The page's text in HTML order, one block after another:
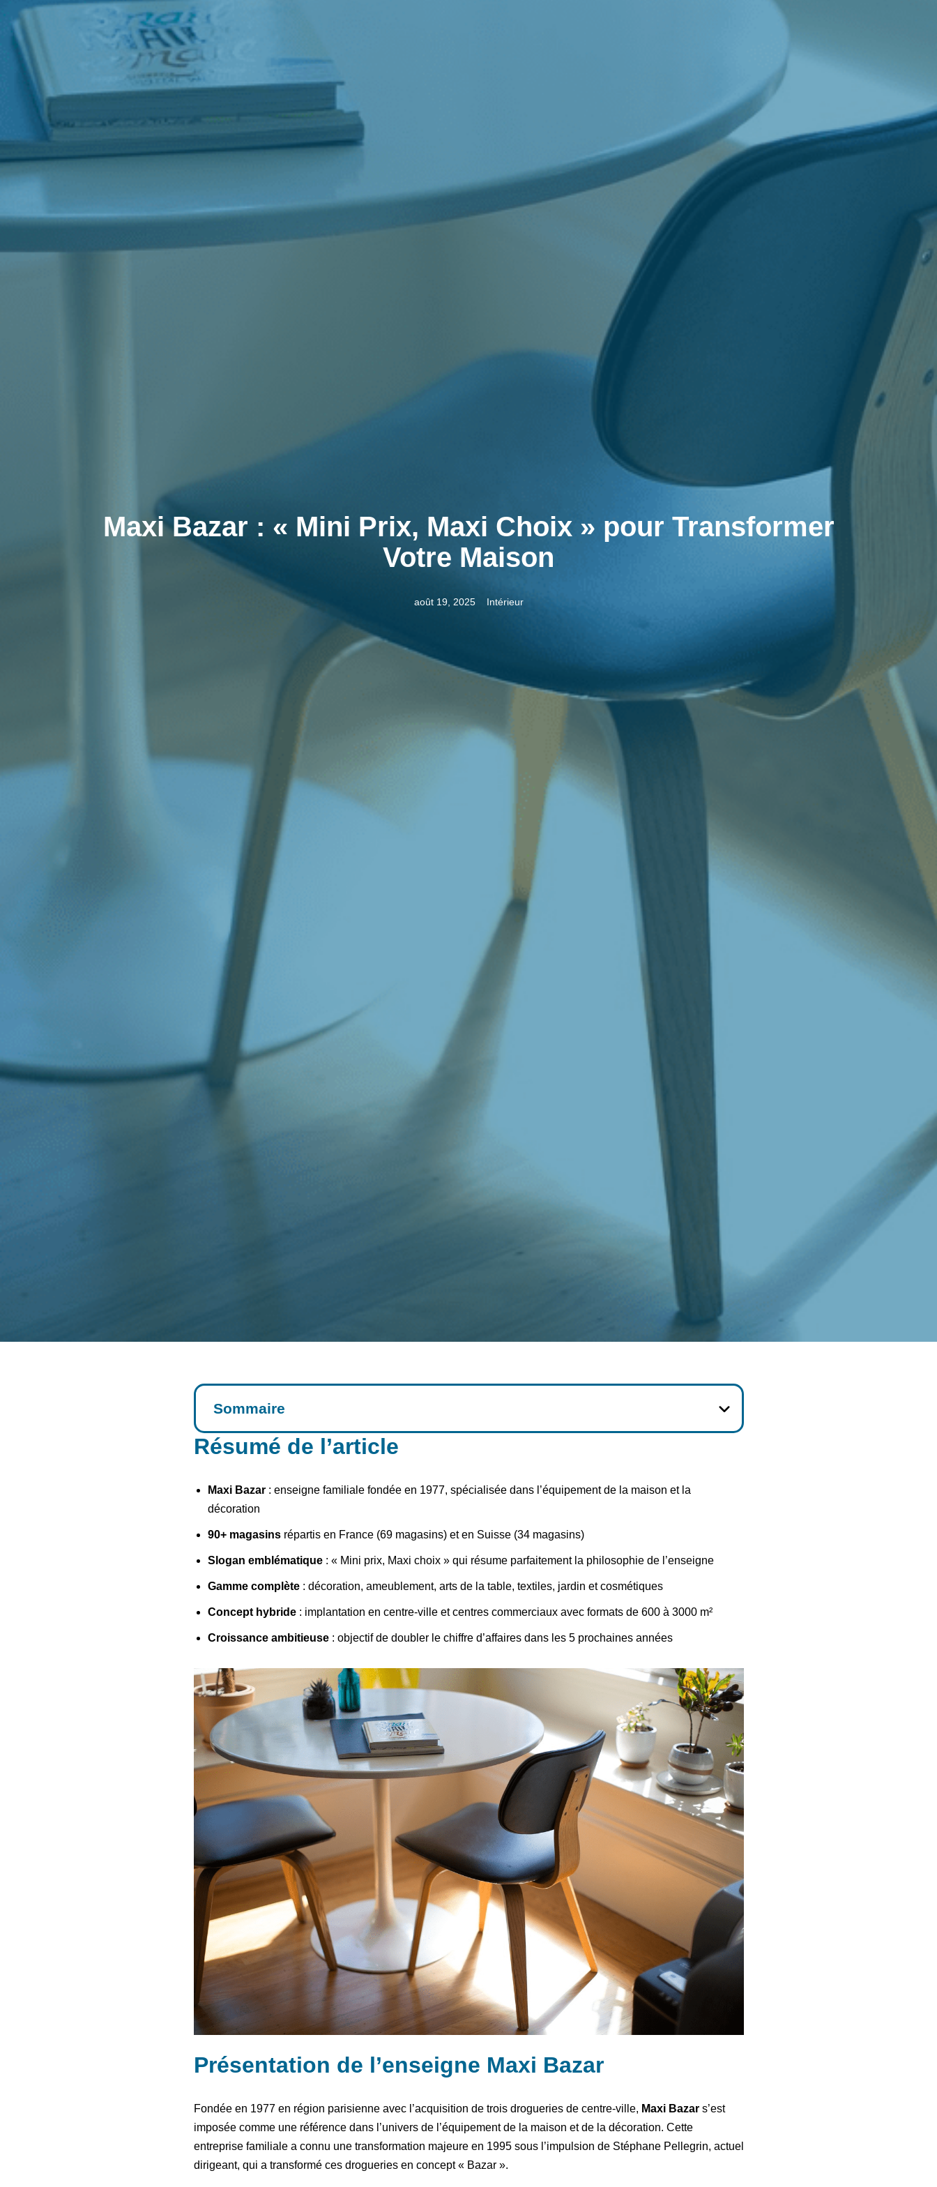
Maxi Bazar : « Mini Prix, Maxi Choix » pour Transformer
Votre Maison
août 19, 2025 Intérieur
Sommaire
Résumé de l’article
Maxi Bazar: enseigne familiale fondée en 1977, spécialisée dans l’équipement de la maison et la
décoration
90+ magasinsrépartis en France (69 magasins) et en Suisse (34 magasins)
Slogan emblématique: « Mini prix, Maxi choix » qui résume parfaitement la philosophie de l’enseigne
Gamme complète: décoration, ameublement, arts de la table, textiles, jardin et cosmétiques
Concept hybride: implantation en centre-ville et centres commerciaux avec formats de 600 à 3000 m²
Croissance ambitieuse: objectif de doubler le chiffre d’affaires dans les 5 prochaines années
Présentation de l’enseigne Maxi Bazar
Fondée en 1977 en région parisienne avec l’acquisition de trois drogueries de centre-ville, Maxi Bazars’est
imposée comme une référence dans l’univers de l’équipement de la maison et de la décoration. Cette
entreprise familiale a connu une transformation majeure en 1995 sous l’impulsion de Stéphane Pellegrin, actuel
dirigeant, qui a transformé ces drogueries en concept « Bazar ».